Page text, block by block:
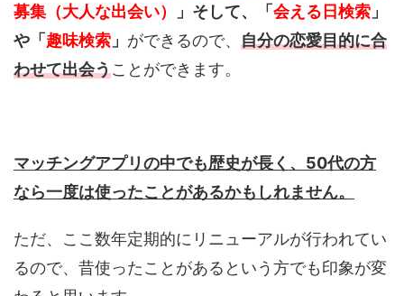
募集（大人な出会い）
」そして、「会える日検索 」
や「趣味検索 」 ができるので、 自分の恋愛目的に合
わせて出会うことができます。
マッチングアプリの中でも歴史が長く、50代の方
なら一度は使ったことがあるかもしれません。
ただ、ここ数年定期的にリニューアルが行われてい
るので、昔使ったことがあるという方でも印象が変